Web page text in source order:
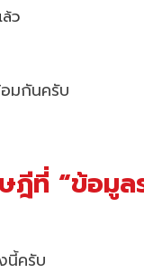
ว
มกันครับ
ที่ “ข้อมูล
นี้ครับ